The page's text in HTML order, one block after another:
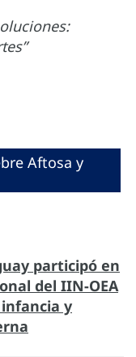
Aftosa y
participó en
del IIN-OEA
y